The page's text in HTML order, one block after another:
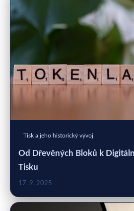
Tisk a jeho historický vývoj
Od Dřevěných Bloků k
Tisku
17. 9. 2025